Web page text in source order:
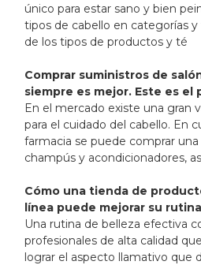
único para estar sano y bien
tipos de cabello en categorías
de los tipos de productos y té
Comprar suministros de
siempre es mejor. Este es el
En el mercado existe una gran
para el cuidado del cabello. En
farmacia se puede comprar
champús y acondicionadores,
Cómo una tienda de
línea puede mejorar su
Una rutina de belleza efectiva
profesionales de alta calidad
lograr el aspecto llamativo que